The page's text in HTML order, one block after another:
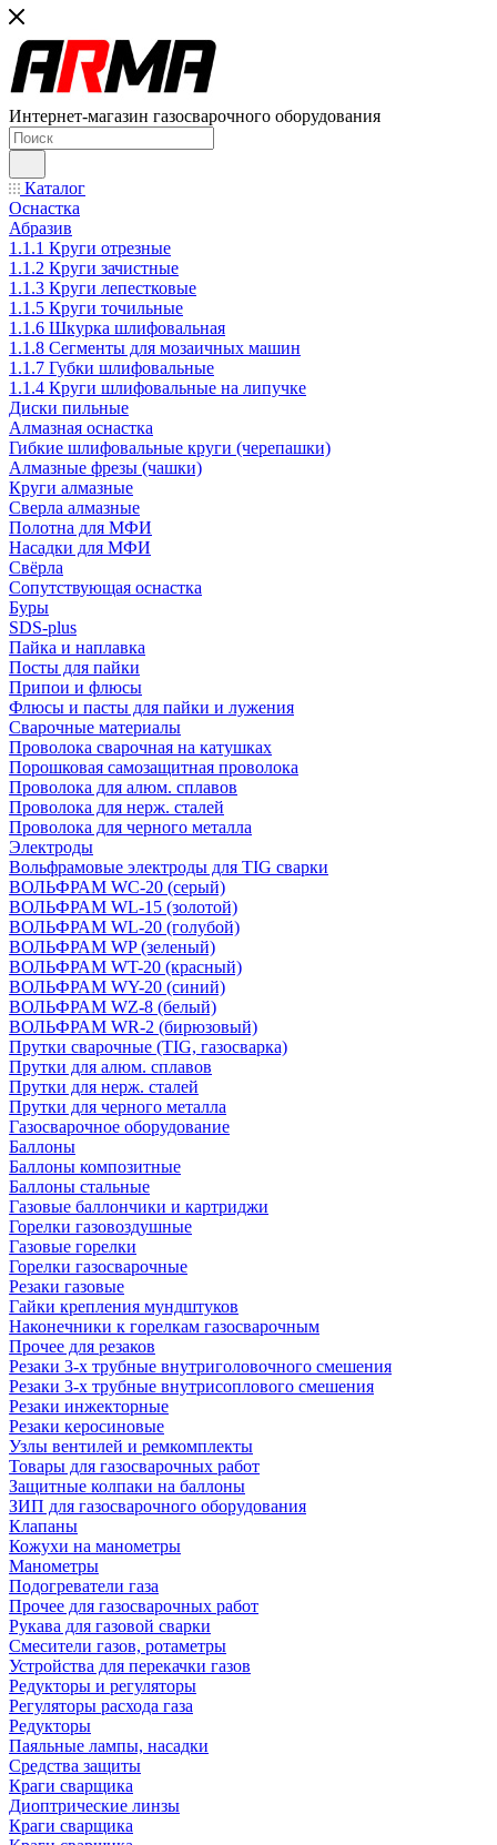
Интернет-магазин газосварочного оборудования
Каталог
Оснастка
Абразив
1.1.1 Круги отрезные
1.1.2 Круги зачистные
1.1.3 Круги лепестковые
1.1.5 Круги точильные
1.1.6 Шкурка шлифовальная
1.1.8 Сегменты для мозаичных машин
1.1.7 Губки шлифовальные
1.1.4 Круги шлифовальные на липучке
Диски пильные
Алмазная оснастка
Гибкие шлифовальные круги (черепашки)
Алмазные фрезы (чашки)
Круги алмазные
Сверла алмазные
Полотна для МФИ
Насадки для МФИ
Свёрла
Сопутствующая оснастка
Буры
SDS-plus
Пайка и наплавка
Посты для пайки
Припои и флюсы
Флюсы и пасты для пайки и лужения
Сварочные материалы
Проволока сварочная на катушках
Порошковая самозащитная проволока
Проволока для алюм. сплавов
Проволока для нерж. сталей
Проволока для черного металла
Электроды
Вольфрамовые электроды для TIG сварки
ВОЛЬФРАМ WC-20 (серый)
ВОЛЬФРАМ WL-15 (золотой)
ВОЛЬФРАМ WL-20 (голубой)
ВОЛЬФРАМ WP (зеленый)
ВОЛЬФРАМ WT-20 (красный)
ВОЛЬФРАМ WY-20 (синий)
ВОЛЬФРАМ WZ-8 (белый)
ВОЛЬФРАМ WR-2 (бирюзовый)
Прутки сварочные (TIG, газосварка)
Прутки для алюм. сплавов
Прутки для нерж. сталей
Прутки для черного металла
Газосварочное оборудование
Баллоны
Баллоны композитные
Баллоны стальные
Газовые баллончики и картриджи
Горелки газовоздушные
Газовые горелки
Горелки газосварочные
Резаки газовые
Гайки крепления мундштуков
Наконечники к горелкам газосварочным
Прочее для резаков
Резаки 3-х трубные внутриголовочного смешения
Резаки 3-х трубные внутрисоплового смешения
Резаки инжекторные
Резаки керосиновые
Узлы вентилей и ремкомплекты
Товары для газосварочных работ
Защитные колпаки на баллоны
ЗИП для газосварочного оборудования
Клапаны
Кожухи на манометры
Манометры
Подогреватели газа
Прочее для газосварочных работ
Рукава для газовой сварки
Смесители газов, ротаметры
Устройства для перекачки газов
Редукторы и регуляторы
Регуляторы расхода газа
Редукторы
Паяльные лампы, насадки
Средства защиты
Краги сварщика
Диоптрические линзы
Краги сварщика